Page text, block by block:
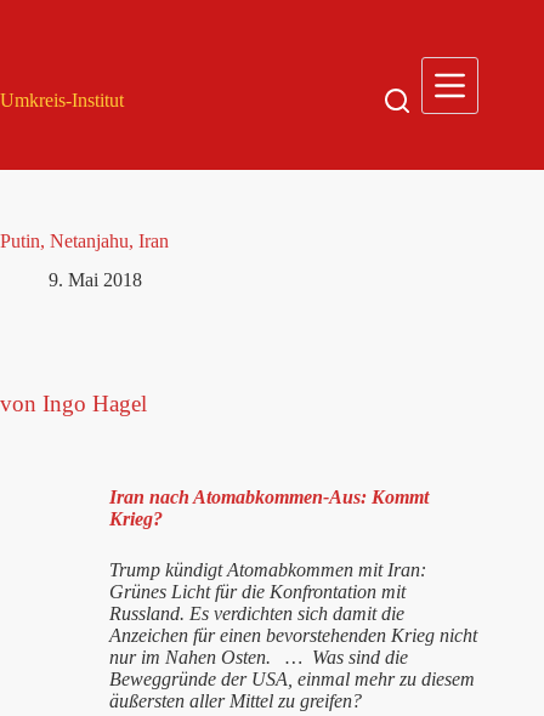
Umkreis-Institut
Putin, Netanjahu, Iran
9. Mai 2018
von Ingo Hagel
Iran nach Atomabkommen-Aus: Kommt
Krieg?
Trump kündigt Atomabkommen mit Iran:
Grünes Licht für die Konfrontation mit
Russland. Es verdichten sich damit die
Anzeichen für einen bevorstehenden Krieg nicht
nur im Nahen Osten. … Was sind die
Beweggründe der USA, einmal mehr zu diesem
äußersten aller Mittel zu greifen?